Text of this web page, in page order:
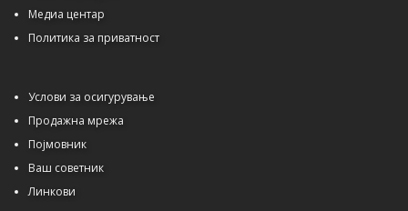
Медиа центар
Политика за приватност
Услови за осигурување
Продажна мрежа
Појмовник
Ваш советник
Линкови